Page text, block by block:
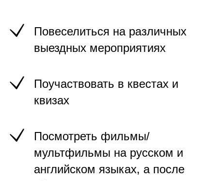
Повеселиться на различных
выездных мероприятиях
Поучаствовать в квестах и
квизах
Посмотреть фильмы/
мультфильмы на русском и
английском языках, а после